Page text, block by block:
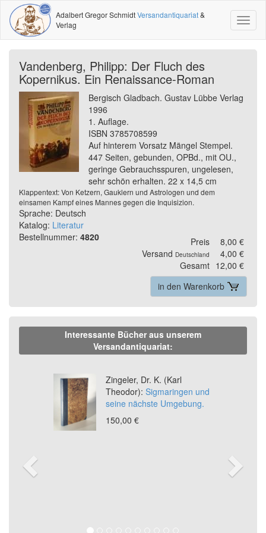
Adalbert Gregor SchmidtVersandantiquariat&
Verlag
Vandenberg, Philipp: Der Fluch des
Kopernikus. Ein Renaissance-Roman
Bergisch Gladbach. Gustav Lübbe Verlag
1996
1. Auflage.
ISBN 3785708599
Auf hinterem Vorsatz Mängel Stempel.
447 Seiten, gebunden, OPBd., mit OU.,
geringe Gebrauchsspuren, ungelesen,
sehr schön erhalten. 22 x 14,5 cm
Klappentext: Von Ketzern, Gauklern und Astrologen und dem
einsamen Kampf eines Mannes gegen die Inquisizion.
Sprache: Deutsch
Katalog: Literatur
Bestellnummer: 4820 Preis
8,00 €
Versand Deutschland
4,00 €
Gesamt 12,00 €
in den Warenkorb
Interessante Bücher aus unserem
Versandantiquariat:
Zingeler, Dr. K. (Karl
Theodor): Sigmaringen und
seine nächste Umgebung.
150,00 €
Previous